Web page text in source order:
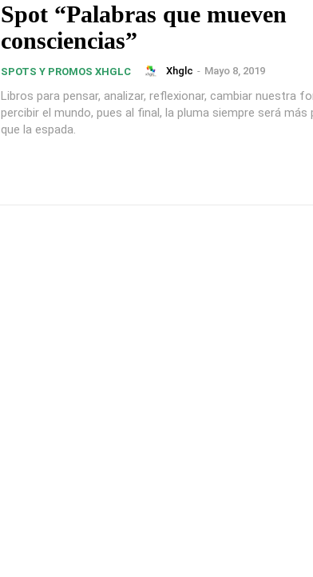
Spot “Palabras que mueven
consciencias”
SPOTS Y PROMOS XHGLC Xhglc - Mayo 8, 2019
Libros para pensar, analizar, reflexionar, cambiar nuestra
percibir el mundo, pues al final, la pluma siempre será más
que la espada.